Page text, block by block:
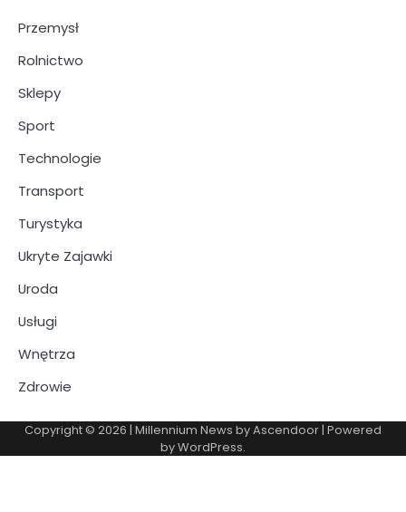
Przemysł
Rolnictwo
Sklepy
Sport
Technologie
Transport
Turystyka
Ukryte Zajawki
Uroda
Usługi
Wnętrza
Zdrowie
Copyright © 2026 | Millennium News byAscendoor| Powered
byWordPress.